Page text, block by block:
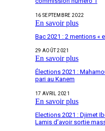
16 SEPTEMBRE 2022
En savoir plus
Bac 2021 : 2 mentions «
29 AOÛT 2021
En savoir plus
Élections 2021 :
pari au Kanem
17 AVRIL 2021
En savoir plus
Elections 2021 : Djimet
Lamis d’avoir sortie